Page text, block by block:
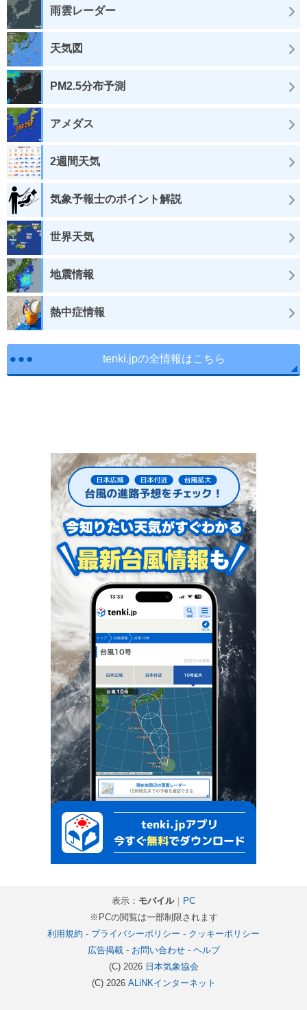
雨雲レーダー
天気図
PM2.5分布予測
アメダス
2週間天気
気象予報士のポイント解説
世界天気
地震情報
熱中症情報
tenki.jpの全情報はこちら
表示： モバイル｜ PC
※PCの閲覧は一部制限されます
利用規約 - プライバシーポリシー - クッキーポリシー
広告掲載- お問い合わせ- ヘルプ
(C) 2026 日本気象協会
(C) 2026 ALiNKインターネット